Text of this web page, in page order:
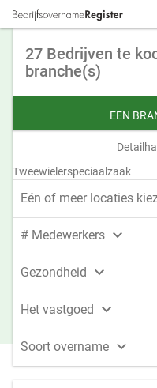
27 Bedrijven te
branche(s)
EEN
Tweewielerspeciaalzaak
Eén of meer locaties
# Medewerkers 
Gezondheid 
Het vastgoed 
Soort overname 